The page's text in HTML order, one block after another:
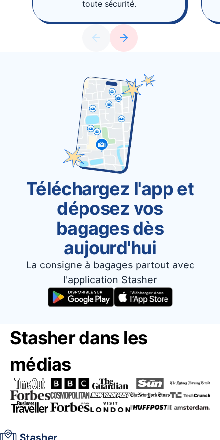
toute sécurité.
Téléchargez l'app et
déposez vos
bagages dès
aujourd'hui
La consigne à bagages partout avec
l'application Stasher
Stasher dans les
médias